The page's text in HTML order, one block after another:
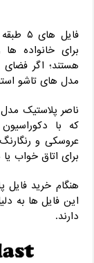
فایل
برای خانواده
هستند؛ اگر
مدل های تاشو
ناصر پلاستیک
که با
عروسکی و
برای اتاق خواب
هنگام خرید فایل
این فایل ها به
دارند.